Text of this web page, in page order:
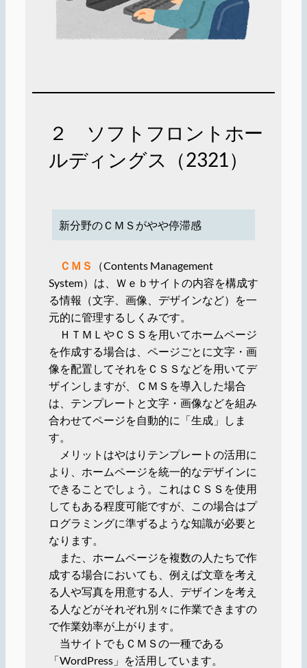
２ ソフトフロントホー
ルディングス（2321）
新分野のＣＭＳがやや停滞感
ＣＭＳ
（Contents Management
System）は、Ｗｅｂサイトの内容を構成す
る情報（文字、画像、デザインなど）を一
元的に管理するしくみです。
ＨＴＭＬやＣＳＳを用いてホームページ
を作成する場合は、ページごとに文字・画
像を配置してそれをＣＳＳなどを用いてデ
ザインしますが、ＣＭＳを導入した場合
は、テンプレートと文字・画像などを組み
合わせてページを自動的に「生成」しま
す。
メリットはやはりテンプレートの活用に
より、ホームページを統一的なデザインに
できることでしょう。これはＣＳＳを使用
してもある程度可能ですが、この場合はプ
ログラミングに準ずるような知識が必要と
なります。
また、ホームページを複数の人たちで作
成する場合においても、例えば文章を考え
る人や写真を用意する人、デザインを考え
る人などがそれぞれ別々に作業できますの
で作業効率が上がります。
当サイトでもＣＭＳの一種である
「WordPress」を活用しています。